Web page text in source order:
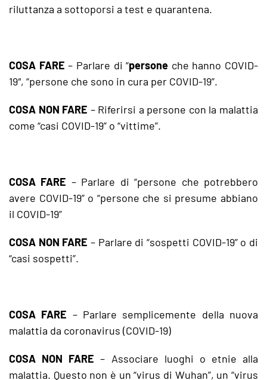
riluttanza a sottoporsi a test e quarantena.
COSA FARE – Parlare di “persone che hanno COVID-
19″, “persone che sono in cura per COVID-19”.
COSA NON FARE – Riferirsi a persone con la malattia
come “casi COVID-19” o “vittime”.
COSA FARE – Parlare di “persone che potrebbero
avere COVID-19” o “persone che si presume abbiano
il COVID-19”
COSA NON FARE – Parlare di “sospetti COVID-19” o di
“casi sospetti”.
COSA FARE – Parlare semplicemente della nuova
malattia da coronavirus (COVID-19)
COSA NON FARE – Associare luoghi o etnie alla
malattia. Questo non è un “virus di Wuhan”, un “virus